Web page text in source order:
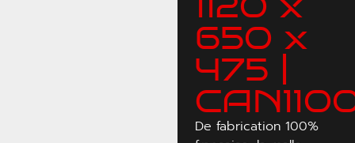
650 x
475 |
De fabrication 100%